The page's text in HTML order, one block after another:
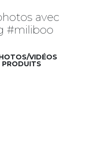
avec
#miliboo
VIDÉOS
PRODUITS